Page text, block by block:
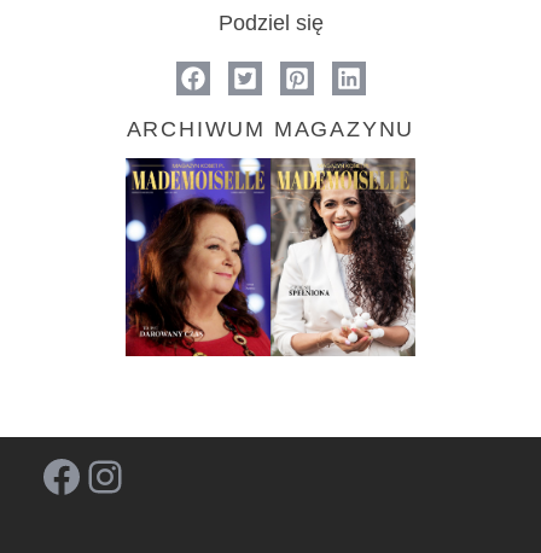
Podziel się
ARCHIWUM MAGAZYNU
Facebook Instagram